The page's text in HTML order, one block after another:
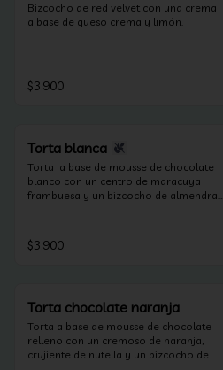
Bizcocho de red velvet con una crema
a base de queso crema y limón.
$3.900
Torta blanca
Torta  a base de mousse de chocolate
blanco con un centro de maracuya
frambuesa y un bizcocho de almendras
$3.900
Torta chocolate naranja
Torta a base de mousse de chocolate
relleno con un cremoso de naranja,
crujiente de nutella y un bizcocho de